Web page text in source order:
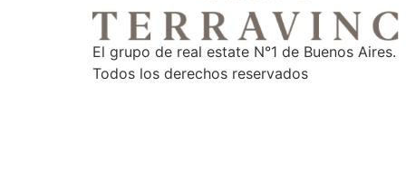
El grupo de real estate N°1 de Buenos Aires.
Todos los derechos reservados